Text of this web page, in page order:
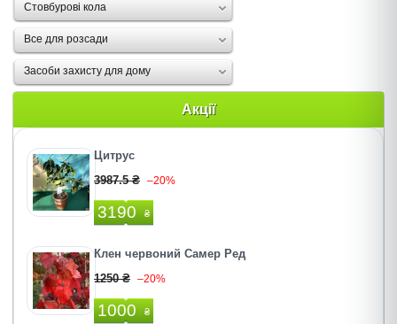
Стовбурові кола
Все для розсади
Засоби захисту для дому
Акції
Цитрус
3987.5 ₴ –20%
3190 ₴
Клен червоний Самер Ред
1250 ₴ –20%
1000 ₴